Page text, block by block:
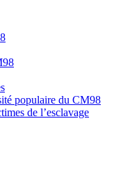
populaire du CM98
de l’esclavage